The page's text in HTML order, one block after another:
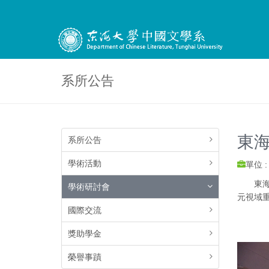
系所公告
系所公告
學術活動
學術研討會
國際交流
獎助學金
榮譽事蹟
東
單位 :
東海
元視域